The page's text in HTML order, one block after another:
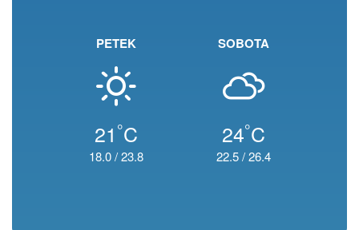
PETEK
21 °C
18.0/23.8
SOBOTA
24°C
22.5/26.4